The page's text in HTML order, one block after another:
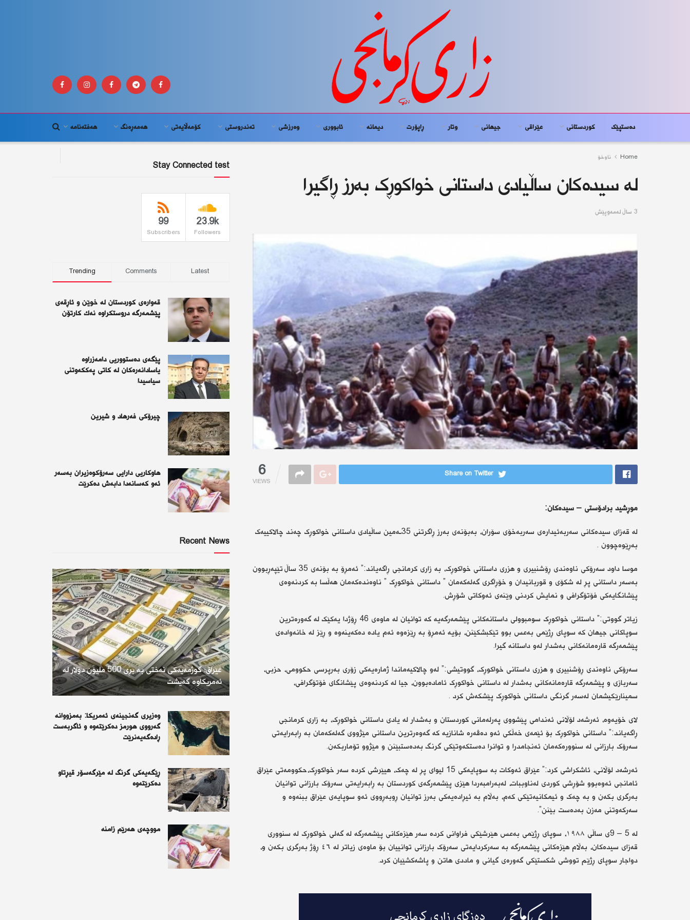
دەستپێک کوردستانى عێراقی جیهانى وتار ڕاپۆرت دیمانە ئابوورى وەرزشی تەندروستى كۆمه‌ڵايه‌تى هەمەڕەنگ هەفتەنامە
Home ناوخۆ
لە سیدەکان ساڵیادی داستانی خواکوڕک بەرز ڕاگیرا
3 ساڵ له‌مه‌وپێش
6
VIEWS
Share on Twitter
موڕشید برادۆستی – سیدەکان:
لە قەزای سیدەکانی سەربەئیدارەی سەربەخۆی سۆران، بەبۆنەی بەرز ڕاگرتنی 35ـەمین ساڵیادی داستانی خواکوڕک چەند چالاکییەک
بەڕێوەچوون .
موسا داود سەرۆکی ناوەندی ڕۆشنبیری و هزری داستانی خواکوڕک، بە زاری کرمانجی ڕاگەیاند:” ئەمڕۆ بە بۆنەی 35 ساڵ تێپەڕبوون
بەسەر داستانی پڕ لە شکۆی و قوربانیدان و خۆڕاگری گەلەکەمان ” داستانی خواکوڕک ” ناوەندەکەمان هەڵسا بە کردنەوەی
پێشانگایەکی فۆتۆگرافی و نمایش کردنی وێنەی ئەوکاتی شۆڕش.
زیاتر گووتی:” داستانی خواکوڕک سومبوولی داستانەکانی پێشمەرگەیە کە توانیان لە ماوەی 46 ڕۆژدا یەکێک لە گەورەترین
سوپاکانی جیهان کە سوپای ڕژێمی بەعس بوو تێکبشکێنن، بۆیە ئەمڕۆ بە ڕێزەوە ئەم یادە دەکەینەوە و ڕێز لە خانەوادەی
پێشمەرگە قارەمانەکانی بەشدار لەو داستانە گیرا.
سەرۆکی ناوەندی ڕۆشنبیری و هزری داستانی خواکوڕک، گووتیشی:” لەو چالاکیەماندا ژمارەیەکی زۆری بەرپرسی حکوومی، حزبی،
سەربازی و پێشمەرگە قارەمانەکانی بەشدار لە داستانی خواکوڕک ئامادەبوون، جیا لە کردنەوەی پێشانگای فۆتۆگرافی،
سمینارێکیشمان لەسەر گرنگی داستانی خواکوڕک پێشکەش کرد .
لای خۆیەوە، ئەرشەد لۆڵانی ئەندامی پێشووی پەرلەمانی کوردستان و بەشدار لە یادی داستانی خواکوڕک، بە زاری کرمانجی
ڕاگەیاند:” داستانی خواکوڕک بۆ ئێمەی خەڵکی ئەو دەڤەرە شانازیە کە گەوەرترین داستانی مێژووی گەلەکەمان بە ڕابەرایەتی
سەرۆک بارزانی لە سنوورەکەمان ئەنجامدرا و توانرا دەستکەوتێکی گرنگ بەدەستبێنن و مێژوو تۆماربکەن.
ئەرشەد لۆڵانی، ئاشکراشی کرد:” عێراق ئەوکات بە سوپایەکی 15 لیوای پڕ لە چەک، هیێرشی کردە سەر خواکوڕک،حکوومەتی عێراق
ئامانجی ئەوەبوو شۆڕشی کوردی لەناوببات، لەبەرامبەردا هێزی پێشمەرگەی کوردستان بە ڕابەرایەتی سەرۆک بارزانی توانیان
بەرگری بکەن و بە چەک و ئیمکانیەتێکی کەم، بەڵام بە ئیڕادەیەکی بەرز توانیان ڕوبەڕووی ئەو سوپایەی عێراق ببنەوە و
سەرکەوتنی مەزن بەدەست بێنن”.
لە 5 – 9ی ساڵی ١٩٨٨، سوپای ڕژێمی بەعس ھێرشێکی فراوانی کردە سەر ھێزەکانی پێشمەرگە لە گەلی خواکوڕک لە سنووری
قەزای سیدەکان، بەڵام ھێزەکانی پێشمەرگە بە سەرکردایەتی سەرۆک بارزانی توانییان بۆ ماوەی زیاتر لە ٤٦ ڕۆژ بەرگری بکەن و،
دواجار سوپای ڕژێم تووشی شکستێکی گەورەی گیانی و ماددی هاتن و پاشەکشێیان کرد.
Stay Connected test
23.9k
Followers
99
Subscribers
Trending Comments Latest
قەوارەی كوردستان لە خوێن و ئاڕقەی
پێشمەرگە دروستكراوە نەك كارتۆن
پێگەی دەستووریی دامەزراوە
یاسادانەرەكان لە كاتی پەككەوتنی
سیاسیدا
چیرۆكی فەرهاد و شیرین
هاوکاریی دارایی سەرۆکوەزیران بەسەر
ئەو كەسانەدا دابەش دەکرێت
Recent News
عێراق؛ گوژمەیەکی نەختی بە بڕی 500 ملیۆن دۆلار لە
ئەمریکاوە گەیشت
وەزیری گەنجینەی ئەمریکا: بەمزووانە
گەرووی هورمز دەکرێتەوە و ئاگربەست
ڕادەگەیەنرێت
ڕێگەیەكی گرنگ لە مێرگەسۆر قیڕتاو
دەكرێتەوە
مووچەی هەرێم زامنە